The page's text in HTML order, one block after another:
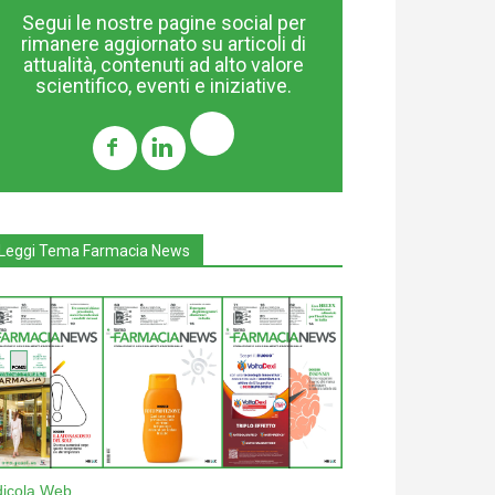
Segui le nostre pagine social per
rimanere aggiornato su articoli di
attualità, contenuti ad alto valore
scientifico, eventi e iniziative.
Tema Farmacia News
Web